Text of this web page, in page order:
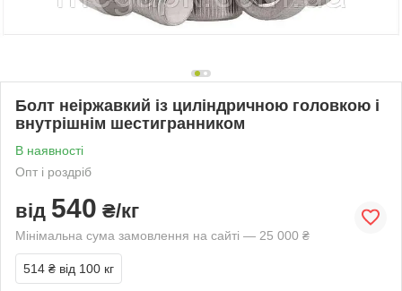
Болт неіржавкий із циліндричною головкою і
внутрішнім шестигранником
В наявності
Опт і роздріб
від 540 ₴/кг
Мінімальна сума замовлення на сайті — 25 000 ₴
514 ₴ від 100 кг